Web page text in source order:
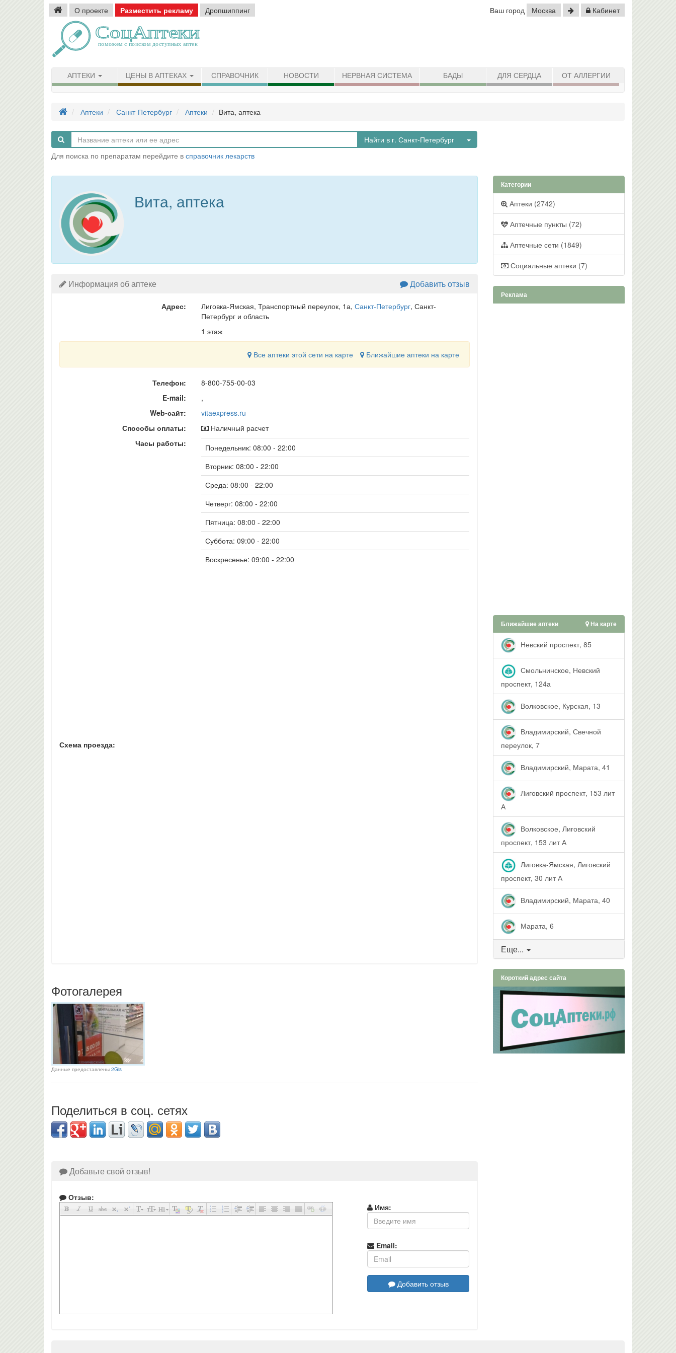
О проекте Разместить рекламу Дропшиппинг Ваш город Москва Кабинет
АПТЕКИ ЦЕНЫ В АПТЕКАХ СПРАВОЧНИК НОВОСТИ НЕРВНАЯ СИСТЕМА БАДЫ ДЛЯ СЕРДЦА ОТ АЛЛЕРГИИ
Аптеки Санкт-Петербург Аптеки Вита, аптека
Найти в г. Санкт-Петербург
Toggle Dropdown
Для поиска по препаратам перейдите в справочник лекарств
Вита, аптека
Информация об аптеке Добавить отзыв
Адрес: Лиговка-Ямская, Транспортный переулок, 1а, Санкт-Петербург, Санкт-
Петербург и область
1 этаж
Все аптеки этой сети на карте Ближайшие аптеки на карте
Телефон:
8-800-755-00-03
E-mail:
,
Web-сайт:
vitaexpress.ru
Способы оплаты:
Наличный расчет
Часы работы:
Понедельник: 08:00 - 22:00
Вторник: 08:00 - 22:00
Среда: 08:00 - 22:00
Четверг: 08:00 - 22:00
Пятница: 08:00 - 22:00
Суббота: 09:00 - 22:00
Воскресенье: 09:00 - 22:00
Схема проезда:
Фотогалерея
Данные предоставлены 2Gis
Поделиться в соц. сетях
Добавьте свой отзыв!
Отзыв:
Имя:
Email:
Добавить отзыв
Категории
Аптеки (2742)
Аптечные пункты (72)
Аптечные сети (1849)
Социальные аптеки (7)
Реклама
Ближайшие аптеки На карте
Невский проспект, 85
Смольнинское, Невский
проспект, 124а
Волковское, Курская, 13
Владимирский, Свечной
переулок, 7
Владимирский, Марата, 41
Лиговский проспект, 153 лит
А
Волковское, Лиговский
проспект, 153 лит А
Лиговка-Ямская, Лиговский
проспект, 30 лит А
Владимирский, Марата, 40
Марата, 6
Еще...
Короткий адрес сайта